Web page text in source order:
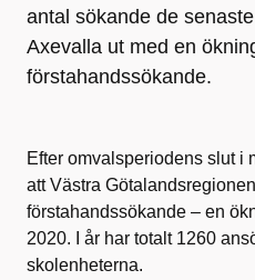
antal sökande de
Axevalla ut med en
förstahandssökande.
Efter omvalsperiodens slut i
att Västra
förstahandssökande – en
2020. I år har totalt 1260
skolenheterna.